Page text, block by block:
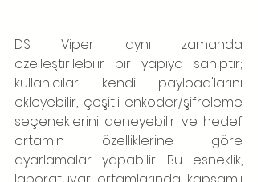
DS Viper aynı zamanda
özelleştirilebilir bir yapıya sahiptir;
kullanıcılar kendi payload'larını
ekleyebilir, çeşitli enkoder/şifreleme
seçeneklerini deneyebilir ve hedef
ortamın özelliklerine göre
ayarlamalar yapabilir. Bu esneklik,